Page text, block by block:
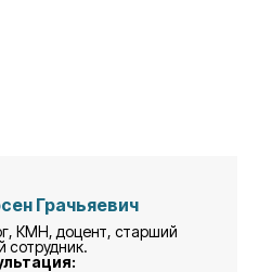
Грачьяевич
КМН, доцент, старший
сотрудник.